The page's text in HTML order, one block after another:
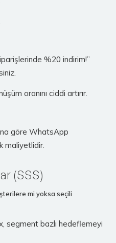
%20 indirim!”
oranını ciddi artırır.
göre WhatsApp
maliyetlidir.
(SSS)
mi yoksa seçili
segment bazlı hedeflemeyi